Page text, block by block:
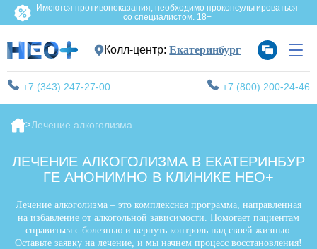
Имеются противопоказания, необходимо проконсультироваться
со специалистом. 18+
Колл-центр:Екатеринбург
+7 (343) 247-27-00 +7 (800) 200-24-46
Лечение алкоголизма
ЛЕЧЕНИЕ АЛКОГОЛИЗМА В ЕКАТЕРИНБУР
ГЕ АНОНИМНО В КЛИНИКЕ НЕО+
Лечение алкоголизма – это комплексная программа, направленная
на избавление от алкогольной зависимости. Помогает пациентам
справиться с болезнью и вернуть контроль над своей жизнью.
Оставьте заявку на лечение, и мы начнем процесс восстановления!